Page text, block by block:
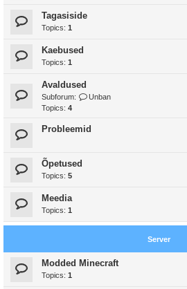
Tagasiside
Topics: 1
Kaebused
Topics: 1
Avaldused
Subforum:
Unban
Topics: 4
Probleemid
Õpetused
Topics: 5
Meedia
Topics: 1
Server
Modded Minecraft
Topics: 1